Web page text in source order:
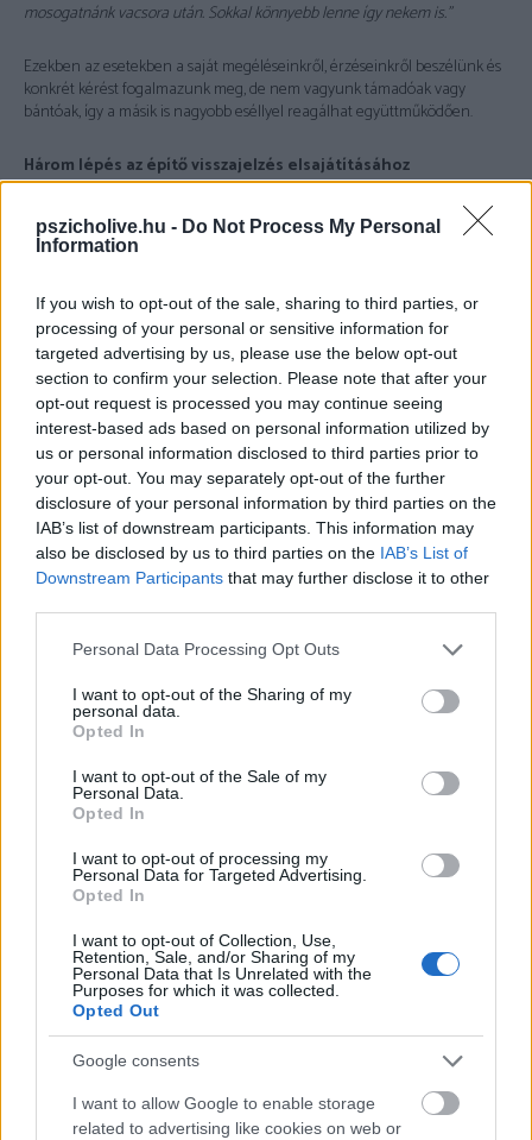
pszicholive.hu - Do Not Process My Personal
Information
If you wish to opt-out of the sale, sharing to third parties, or
processing of your personal or sensitive information for
targeted advertising by us, please use the below opt-out
section to confirm your selection. Please note that after your
opt-out request is processed you may continue seeing
interest-based ads based on personal information utilized by
us or personal information disclosed to third parties prior to
your opt-out. You may separately opt-out of the further
disclosure of your personal information by third parties on the
IAB’s list of downstream participants. This information may
also be disclosed by us to third parties on the IAB’s List of
Downstream Participants that may further disclose it to other
Please note that this website/app uses one or more Google
not limited to your visit or usage behaviour. You may click to
grant or deny consent to Google and its third-party tags to
use your data for below specified purposes in below Google
consent section.
Personal Data Processing Opt Outs
I want to opt-out of the Sharing of my
personal data.
Opted In
I want to opt-out of the Sale of my
Personal Data.
Opted In
I want to opt-out of processing my
Personal Data for Targeted Advertising.
Opted In
I want to opt-out of Collection, Use,
Retention, Sale, and/or Sharing of my
Personal Data that Is Unrelated with the
Purposes for which it was collected.
Opted Out
Google consents
I want to allow Google to enable storage
related to advertising like cookies on web or
mosogatnánk vacsora után. Sokkal könnyebb lenne így nekem is.”
Ezekben az esetekben a saját megéléseinkről, érzéseinkről beszélünk és
konkrét kérést fogalmazunk meg, de nem vagyunk támadóak vagy
bántóak, így a másik is nagyobb eséllyel reagálhat együttműködően.
Három lépés az építő visszajelzés elsajátításához
Kezdd a saját érzéseid kifejezésével!Ne azt mondd, mit csinál
rosszul a másik, hanem hogyte mit érzel és mire van szükséged.
Konkrét megfogalmazásra törekedj!A „mindig” és „soha” szavak
elzárják a konstruktív problémamegoldás lehetőségét. Próbáld meg
konkrétan megfogalmazni azokat a helyzeteket, amikor valami rosszul
érintett, így a másik is könnyebben megérti, mi váltotta ki benned a rossz
érzést.
Például: „A múlt heti vacsorán hiányzott, hogy kérdezz valamit a
napomról.”
Fejezd ki, mire lenne szükséged a másiktól!Amellett, hogy
elmondod, mi esik rosszul, próbáld meg azt is megfogalmazni, mivel
lennél elégedett, mit szeretnél kérni a másiktól.
Például: „Annak örülnék, ha legközelebb minőségi időt tudnánk együtt
tölteni vacsora közben és átbeszélnénk a napunkat.”
Kis lépés, nagy változás
Ha tehát legközelebb azon kapod magad, hogy
mondat formálódik a fejedben, állj meg egy pillanatra, és próbáld így
átfogalmazni:
„Azt érzem, hogy…”
Fontos ugyanis, hogy ki tudjuk fejezni, ha valami nem megfelelően
működik a kapcsolatunkban, vagy valamit másképp szeretnénk, ám az
nem mindegy, hogy ezt hogyan kommunikáljuk. Szerencsére azonban
konstruktív visszajelzés adása tanulhatóés apró lépésekben,
fokozatosan egy-egy tippet beépítve tehetünk azért, hogy jobban
tudjunk egymáshoz kapcsolódni, és ezek a helyzetek erősíteni is tudják a
kapcsolatainkat.
Te mit fogsz változtatni holnaptól a párkapcsolati kommunikációdban?
Ihász-Novák Dóra